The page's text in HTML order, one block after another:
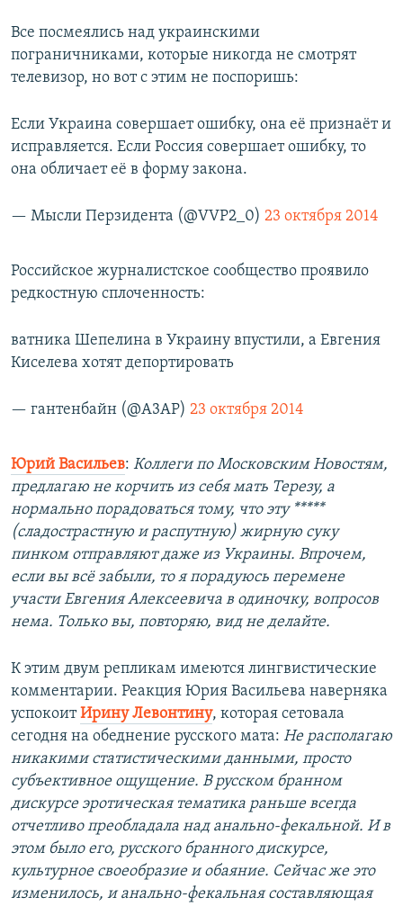
Все посмеялись над украинскими
пограничниками, которые никогда не смотрят
телевизор, но вот с этим не поспоришь:
Если Украина совершает ошибку, она её признаёт и
исправляется. Если Россия совершает ошибку, то
она обличает её в форму закона.
— Мысли Перзидента (@VVP2_0) 23 октября 2014
Российское журналистское сообщество проявило
редкостную сплоченность:
ватника Шепелина в Украину впустили, а Евгения
Киселева хотят депортировать
— гантенбайн (@A3AP) 23 октября 2014
Юрий Васильев: Коллеги по Московским Новостям,
предлагаю не корчить из себя мать Терезу, а
нормально порадоваться тому, что эту *****
(сладострастную и распутную) жирную суку
пинком отправляют даже из Украины. Впрочем,
если вы всё забыли, то я порадуюсь перемене
участи Евгения Алексеевича в одиночку, вопросов
нема. Только вы, повторяю, вид не делайте.
К этим двум репликам имеются лингвистические
комментарии. Реакция Юрия Васильева наверняка
успокоитИрину Левонтину, которая сетовала
сегодня на обеднение русского мата: Не располагаю
никакими статистическими данными, просто
субъективное ощущение. В русском бранном
дискурсе эротическая тематика раньше всегда
отчетливо преобладала над анально-фекальной. И в
этом было его, русского бранного дискурсе,
культурное своеобразие и обаяние. Сейчас же это
изменилось, и анально-фекальная составляющая